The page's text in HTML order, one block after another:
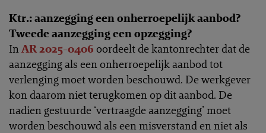
Ktr.: aanzegging een onherroepelijk aanbod?
Tweede aanzegging een opzegging?
InAR 2025-0406 oordeelt de kantonrechter dat de
aanzegging als een onherroepelijk aanbod tot
verlenging moet worden beschouwd. De werkgever
kon daarom niet terugkomen op dit aanbod. De
nadien gestuurde ‘vertraagde aanzegging’ moet
worden beschouwd als een misverstand en niet als